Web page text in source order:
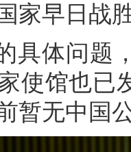
家早日战
具体问题
使馆也已
暂无中国